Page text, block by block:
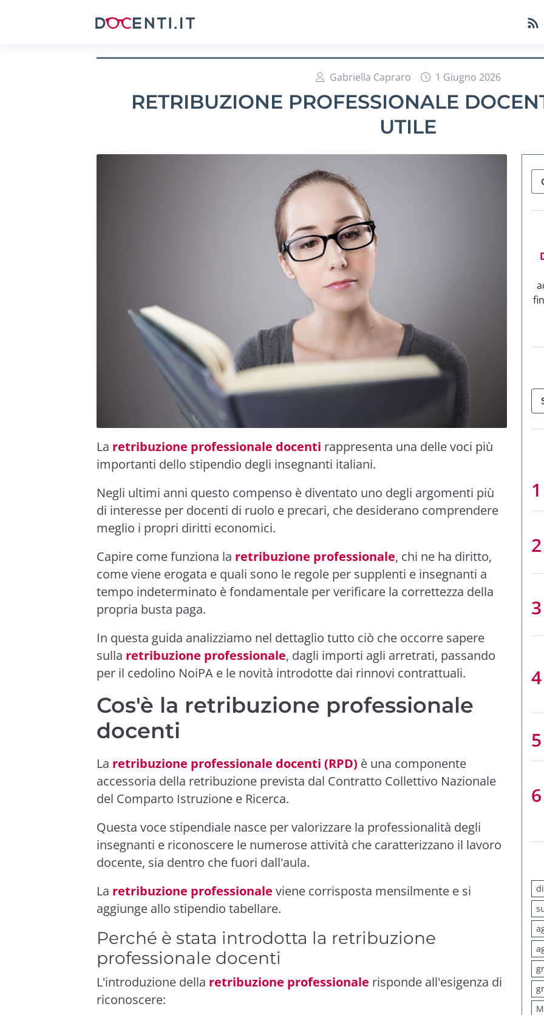
Gabriella Capraro 1 Giugno 2026
RETRIBUZIONE PROFESSIONALE
UTILE
La retribuzione professionale docenti rappresenta una delle voci più
importanti dello stipendio degli insegnanti italiani.
Negli ultimi anni questo compenso è diventato uno degli argomenti più
di interesse per docenti di ruolo e precari, che desiderano comprendere
meglio i propri diritti economici.
Capire come funziona la retribuzione professionale, chi ne ha diritto,
come viene erogata e quali sono le regole per supplenti e insegnanti a
tempo indeterminato è fondamentale per verificare la correttezza della
propria busta paga.
In questa guida analizziamo nel dettaglio tutto ciò che occorre sapere
sulla retribuzione professionale, dagli importi agli arretrati, passando
per il cedolino NoiPA e le novità introdotte dai rinnovi contrattuali.
Cos'è la retribuzione professionale
docenti
La retribuzione professionale docenti (RPD) è una componente
accessoria della retribuzione prevista dal Contratto Collettivo Nazionale
del Comparto Istruzione e Ricerca.
Questa voce stipendiale nasce per valorizzare la professionalità degli
insegnanti e riconoscere le numerose attività che caratterizzano il lavoro
docente, sia dentro che fuori dall'aula.
La retribuzione professionale viene corrisposta mensilmente e si
aggiunge allo stipendio tabellare.
Perché è stata introdotta la retribuzione
professionale docenti
L'introduzione della retribuzione professionale risponde all'esigenza di
riconoscere: